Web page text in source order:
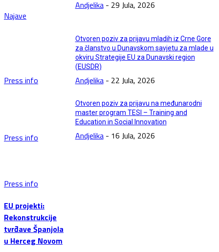
Najave
Andjelika - 29 Jula, 2026
Press info
Otvoren poziv za prijavu mladih iz Crne Gore
za članstvo u Dunavskom savjetu za mlade u
okviru Strategije EU za Dunavski region
(EUSDR)
Andjelika - 22 Jula, 2026
Press info
Otvoren poziv za prijavu na međunarodni
master program TESI – Training and
Education in Social Innovation
Andjelika - 16 Jula, 2026
Press info
EU projekti:
Rekonstrukcije
tvrđave Španjola
u Herceg Novom